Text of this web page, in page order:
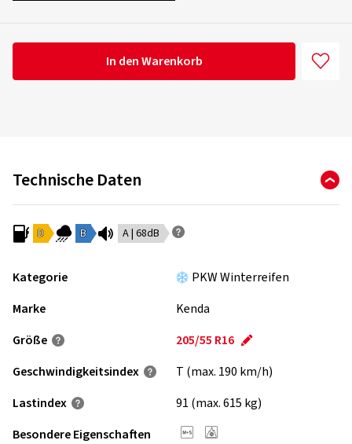
In den Warenkorb
Technische Daten
D B A | 68dB
Kategorie
PKW Winterreifen
Marke
Kenda
Größe
205/55 R16
Geschwindigkeits­index
T (max. 190 km/h)
Lastindex
91 (max. 615 kg)
Besondere Eigenschaften